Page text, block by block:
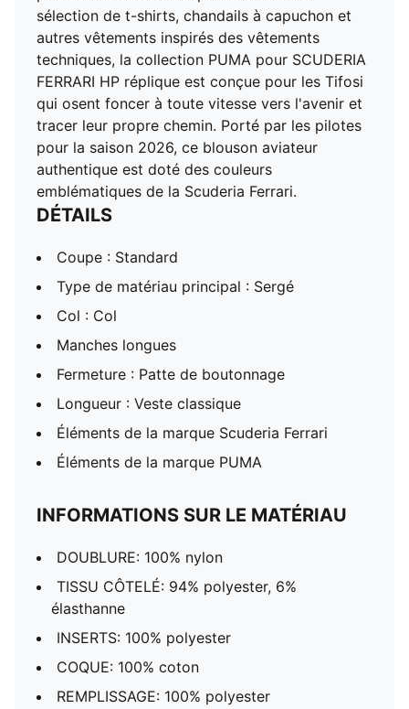
sélection de t-shirts, chandails à capuchon et
autres vêtements inspirés des vêtements
techniques, la collection PUMA pour SCUDERIA
FERRARI HP réplique est conçue pour les Tifosi
qui osent foncer à toute vitesse vers l'avenir et
tracer leur propre chemin. Porté par les pilotes
pour la saison 2026, ce blouson aviateur
authentique est doté des couleurs
emblématiques de la Scuderia Ferrari.
DÉTAILS
Coupe : Standard
Type de matériau principal : Sergé
Col : Col
Manches longues
Fermeture : Patte de boutonnage
Longueur : Veste classique
Éléments de la marque Scuderia Ferrari
Éléments de la marque PUMA
INFORMATIONS SUR LE MATÉRIAU
DOUBLURE: 100% nylon
TISSU CÔTELÉ: 94% polyester, 6%
élasthanne
INSERTS: 100% polyester
COQUE: 100% coton
REMPLISSAGE: 100% polyester